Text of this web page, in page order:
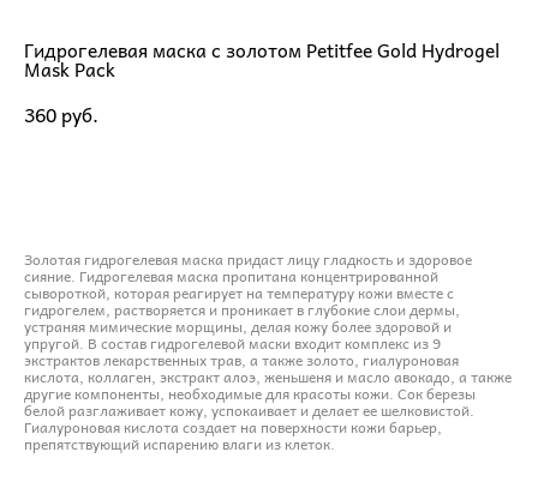
Гидрогелевая маска с золотом Petitfee Gold Hydrogel
Mask Pack
360 pуб.
Золотая гидрогелевая маска придаст лицу гладкость и здоровое
сияние. Гидрогелевая маска пропитана концентрированной
сывороткой, которая реагирует на температуру кожи вместе с
гидрогелем, растворяется и проникает в глубокие слои дермы,
устраняя мимические морщины, делая кожу более здоровой и
упругой. В состав гидрогелевой маски входит комплекс из 9
экстрактов лекарственных трав, а также золото, гиалуроновая
кислота, коллаген, экстракт алоэ, женьшеня и масло авокадо, а также
другие компоненты, необходимые для красоты кожи. Сок березы
белой разглаживает кожу, успокаивает и делает ее шелковистой.
Гиалуроновая кислота создает на поверхности кожи барьер,
препятствующий испарению влаги из клеток.